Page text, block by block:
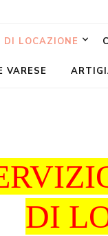
LOCAZIONE
VARESE
DI